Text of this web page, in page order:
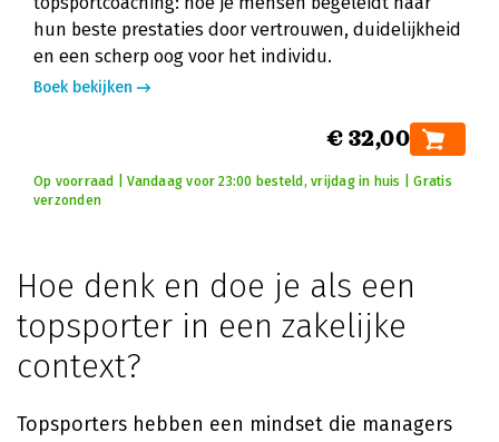
hun beste prestaties door vertrouwen, duidelijkheid
en een scherp oog voor het individu.
Boek bekijken
€ 32,00
Op voorraad | Vandaag voor 23:00 besteld, vrijdag in huis | Gratis
verzonden
Hoe denk en doe je als een
topsporter in een zakelijke
context?
Topsporters hebben een mindset die managers